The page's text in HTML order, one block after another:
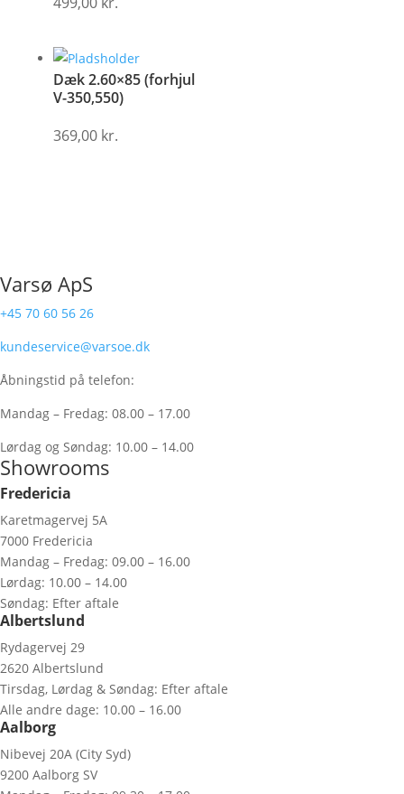
Dæk 2.60×85 (forhjul
V-350,550)
369,00 kr.
Varsø ApS
+45 70 60 56 26
kundeservice@varsoe.dk
Åbningstid på telefon:
Mandag – Fredag: 08.00 – 17.00
Lørdag og Søndag: 10.00 – 14.00
Showrooms
Fredericia
Karetmagervej 5A
7000 Fredericia
Mandag – Fredag: 09.00 – 16.00
Lørdag: 10.00 – 14.00
Søndag: Efter aftale
Albertslund
Rydagervej 29
2620 Albertslund
Tirsdag, Lørdag & Søndag: Efter aftale
Alle andre dage: 10.00 – 16.00
Aalborg
Nibevej 20A (City Syd)
9200 Aalborg SV